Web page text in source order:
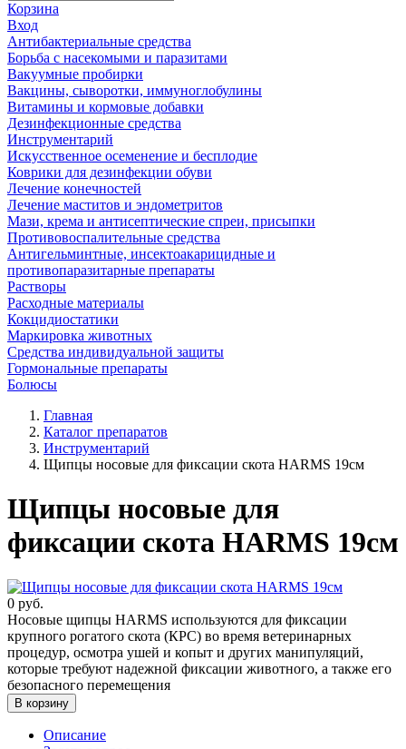
Корзина
Вход
Антибактериальные средства
Борьба с насекомыми и паразитами
Вакуумные пробирки
Вакцины, сыворотки, иммуноглобулины
Витамины и кормовые добавки
Дезинфекционные средства
Инструментарий
Искусственное осеменение и бесплодие
Коврики для дезинфекции обуви
Лечение конечностей
Лечение маститов и эндометритов
Мази, крема и антисептические спреи, присыпки
Противовоспалительные средства
Антигельминтные, инсектоакарицидные и
противопаразитарные препараты
Растворы
Расходные материалы
Кокцидиостатики
Маркировка животных
Средства индивидуальной защиты
Гормональные препараты
Болюсы
Главная
Каталог препаратов
Инструментарий
Щипцы носовые для фиксации скота HARMS 19см
Щипцы носовые для
фиксации скота HARMS 19см
0 руб.
Носовые щипцы HARMS используются для фиксации
крупного рогатого скота (КРС) во время ветеринарных
процедур, осмотра ушей и копыт и других манипуляций,
которые требуют надежной фиксации животного, а также его
безопасного перемещения
В корзину
Описание